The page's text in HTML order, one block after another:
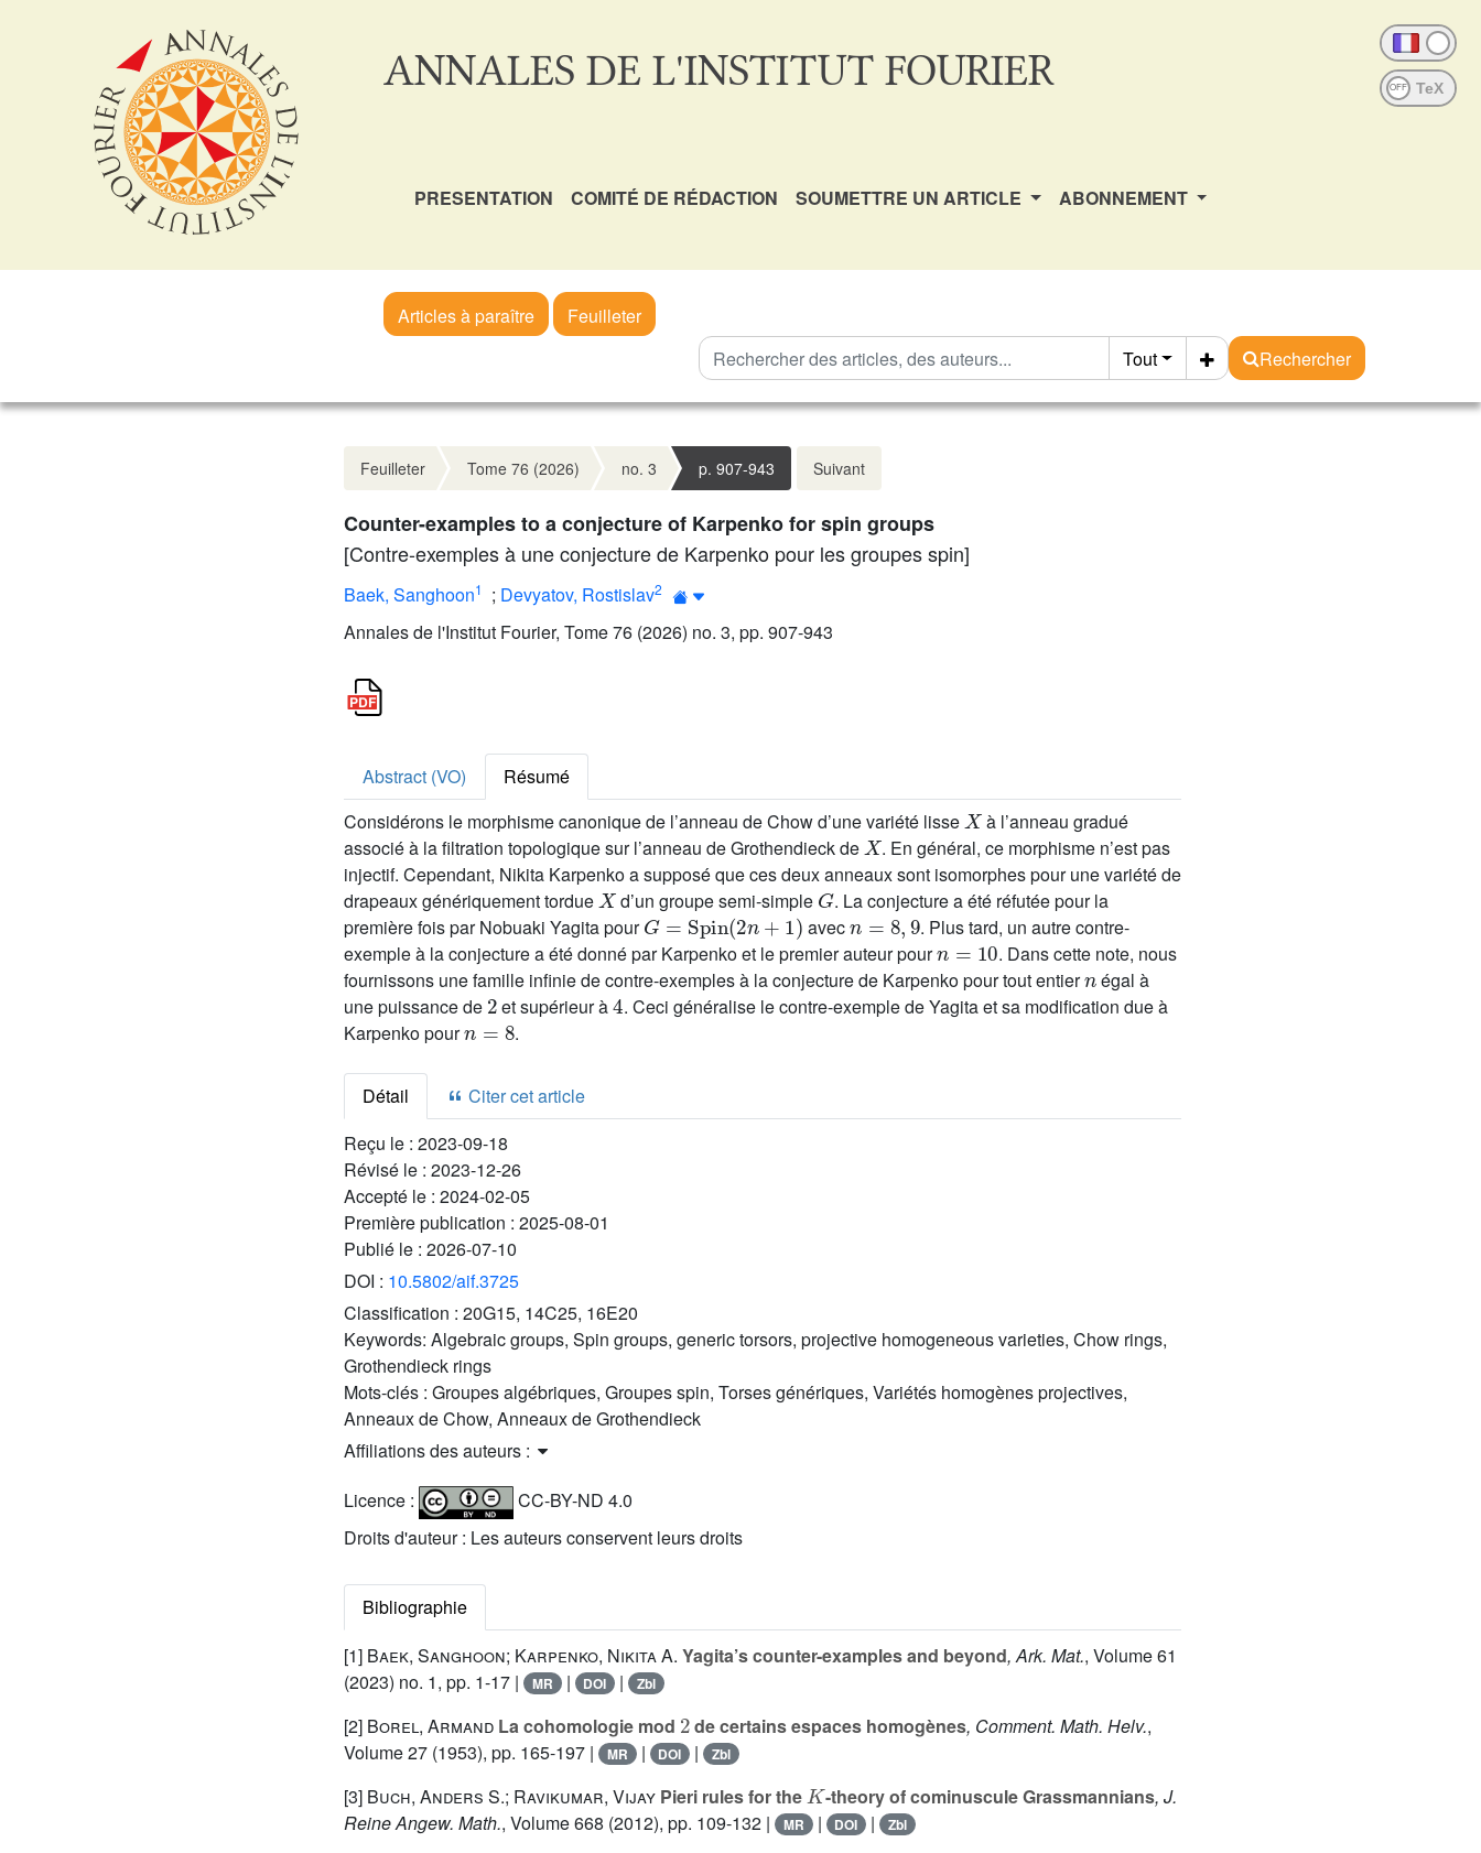
ANNALES DE L'INSTITUT FOURIER OFF
PRESENTATION COMITÉ DE RÉDACTION SOUMETTRE UN ARTICLE ABONNEMENT
Articles à paraître
Feuilleter
Tout
Rechercher
Feuilleter Tome 76 (2026) no. 3 p. 907-943 Suivant
Counter-examples to a conjecture of Karpenko for spin groups
[Contre-exemples à une conjecture de Karpenko pour les groupes spin]
Baek, Sanghoon1 ; Devyatov, Rostislav2
Annales de l'Institut Fourier, Tome 76 (2026) no. 3, pp. 907-943
Abstract (VO)
Résumé
Considérons le morphisme canonique de l’anneau de Chow d’une variété lisse
X
à l’anneau gradué
associé à la filtration topologique sur l’anneau de Grothendieck de
X
. En général, ce morphisme n’est pas
injectif. Cependant, Nikita Karpenko a supposé que ces deux anneaux sont isomorphes pour une variété de
drapeaux génériquement tordue
X
d’un groupe semi-simple
G
. La conjecture a été réfutée pour la
première fois par Nobuaki Yagita pour
G=Spin(2n+1)
avec
n=8,9
. Plus tard, un autre contre-
exemple à la conjecture a été donné par Karpenko et le premier auteur pour
n=10
. Dans cette note, nous
fournissons une famille infinie de contre-exemples à la conjecture de Karpenko pour tout entier
n
égal à
une puissance de
2
et supérieur à
4
. Ceci généralise le contre-exemple de Yagita et sa modification due à
Karpenko pour
n=8
.
Détail
Citer cet article
Reçu le : 2023-09-18
Révisé le : 2023-12-26
Accepté le : 2024-02-05
Première publication : 2025-08-01
Publié le : 2026-07-10
DOI : 10.5802/aif.3725
Classification : 20G15, 14C25, 16E20
Keywords: Algebraic groups, Spin groups, generic torsors, projective homogeneous varieties, Chow rings,
Grothendieck rings
Mots-clés : Groupes algébriques, Groupes spin, Torses génériques, Variétés homogènes projectives,
Anneaux de Chow, Anneaux de Grothendieck
Affiliations des auteurs :
Licence :
CC-BY-ND 4.0
Droits d'auteur : Les auteurs conservent leurs droits
Bibliographie
[1] Baek, Sanghoon; Karpenko, Nikita A. Yagita’s counter-examples and beyond, Ark. Mat., Volume 61
(2023) no. 1, pp. 1-17 |
MR | DOI | Zbl
[2] Borel, Armand La cohomologie mod de certains espaces homogènes, Comment. Math. Helv.,
Volume 27 (1953), pp. 165-197 | MR | DOI | Zbl
[3] Buch, Anders S.; Ravikumar, Vijay Pieri rules for the -theory of cominuscule Grassmannians, J.
Reine Angew. Math., Volume 668 (2012), pp. 109-132 | MR | DOI | Zbl